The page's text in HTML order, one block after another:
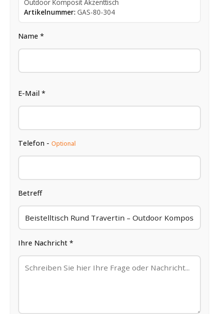
Outdoor Komposit Akzenttisch
Artikelnummer: GAS-80-304
Name *
E-Mail *
Telefon - Optional
Betreff
Ihre Nachricht *